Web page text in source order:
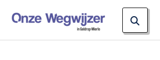
het